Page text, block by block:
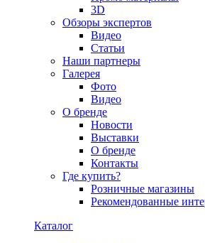
3D
Обзоры экспертов
Видео
Статьи
Наши партнеры
Галерея
Фото
Видео
О бренде
Новости
Выставки
О бренде
Контакты
Где купить?
Розничные магазины
Рекомендованные
Каталог